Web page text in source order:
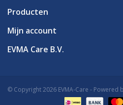
Producten
Mijn account
EVMA Care B.V.
© Copyright 2026 EVMA-Care - Powered